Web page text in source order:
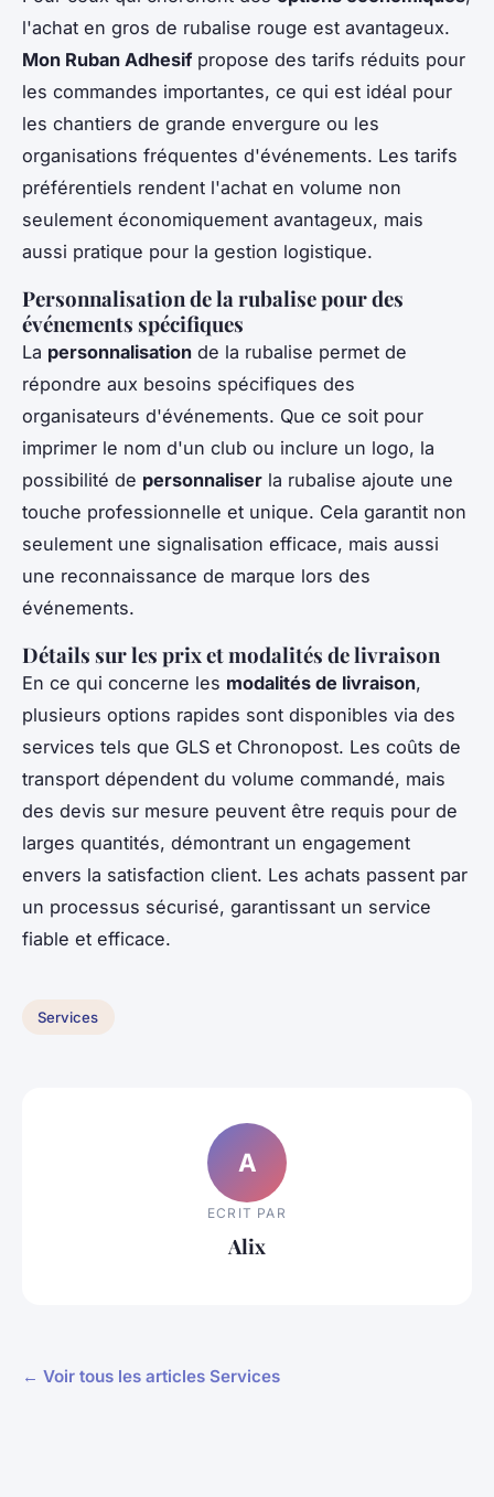
l'achat en gros de rubalise rouge est avantageux.
Mon Ruban Adhesifpropose des tarifs réduits pour
les commandes importantes, ce qui est idéal pour
les chantiers de grande envergure ou les
organisations fréquentes d'événements. Les tarifs
préférentiels rendent l'achat en volume non
seulement économiquement avantageux, mais
aussi pratique pour la gestion logistique.
Personnalisation de la rubalise pour des
événements spécifiques
La personnalisation de la rubalise permet de
répondre aux besoins spécifiques des
organisateurs d'événements. Que ce soit pour
imprimer le nom d'un club ou inclure un logo, la
possibilité de personnaliser la rubalise ajoute une
touche professionnelle et unique. Cela garantit non
seulement une signalisation efficace, mais aussi
une reconnaissance de marque lors des
événements.
Détails sur les prix et modalités de livraison
En ce qui concerne les modalités de livraison,
plusieurs options rapides sont disponibles via des
services tels que GLS et Chronopost. Les coûts de
transport dépendent du volume commandé, mais
des devis sur mesure peuvent être requis pour de
larges quantités, démontrant un engagement
envers la satisfaction client. Les achats passent par
un processus sécurisé, garantissant un service
fiable et efficace.
Services
A
ECRIT PAR
Alix
← Voir tous les articles Services